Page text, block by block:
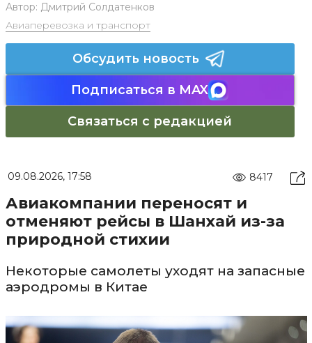
Автор: Дмитрий Солдатенков
Авиаперевозка и транспорт
Обсудить новость
Подписаться в MAX
Связаться с редакцией
09.08.2026, 17:58 8417
Авиакомпании переносят и
отменяют рейсы в Шанхай из-за
природной стихии
Некоторые самолеты уходят на запасные
аэродромы в Китае